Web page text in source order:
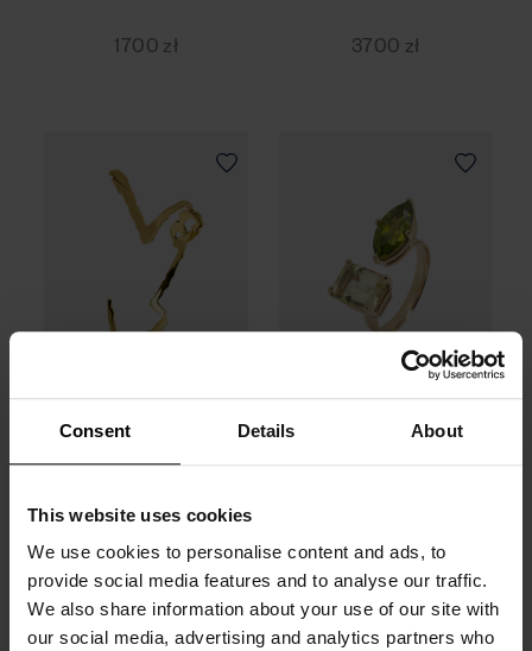
Consent Details About
This website uses cookies
We use cookies to personalise content and ads, to
provide social media features and to analyse our traffic.
We also share information about your use of our site with
our social media, advertising and analytics partners who
1700 zł 3700 zł
16700 zł
4700 zł